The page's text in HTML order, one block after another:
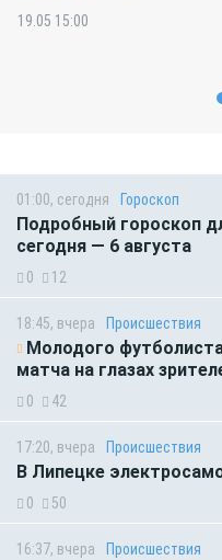
19.05 15:00
01:00, сегодня Гороскоп
Подробный гороскоп
сегодня — 6 августа
0 12
18:45, вчера Происшествия
Молодого
матча на глазах
0 42
17:20, вчера Происшествия
В Липецке
0 50
16:37, вчера Происшествия